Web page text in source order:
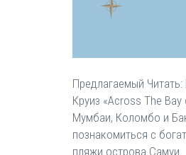
Предлагаемый
Круиз «Across The
Мумбаи, Коломбо и
познакомиться с
пляжи острова Самуи.